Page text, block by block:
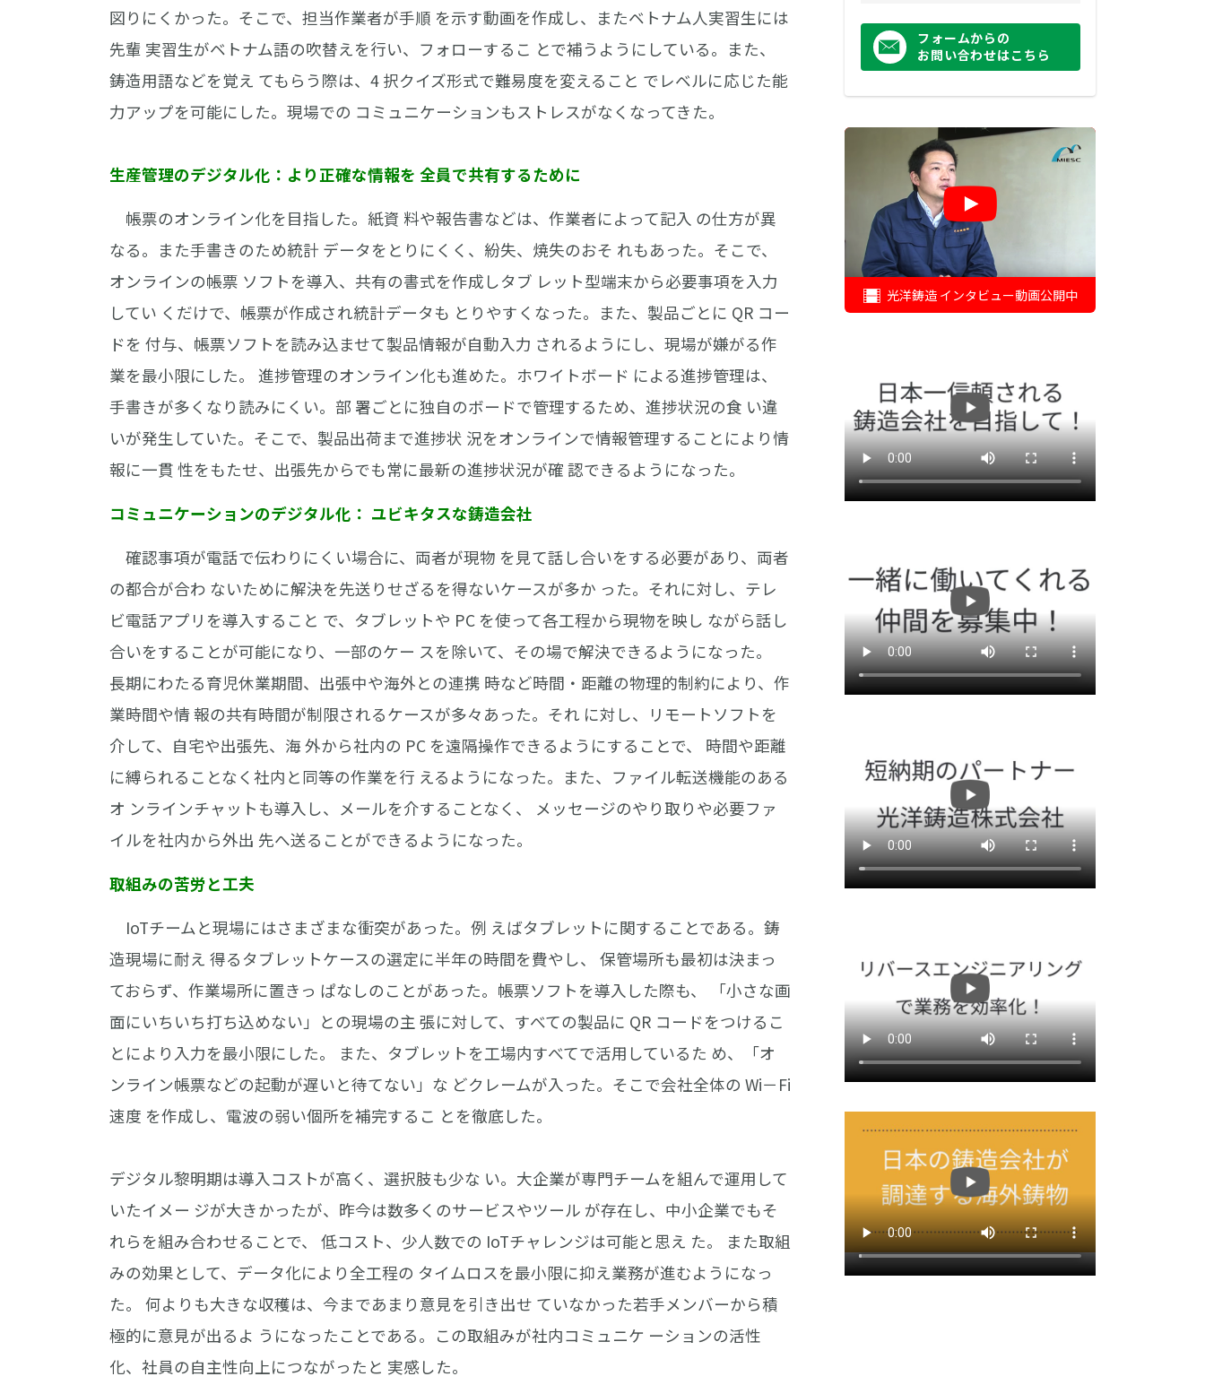
図りにくかった。そこで、担当作業者が手順 を示す動画を作成し、またベトナム人実習生には
先輩 実習生がベトナム語の吹替えを行い、フォローするこ とで補うようにしている。また、
鋳造用語などを覚え てもらう際は、4 択クイズ形式で難易度を変えること でレベルに応じた能
力アップを可能にした。現場での コミュニケーションもストレスがなくなってきた。
生産管理のデジタル化：より正確な情報を 全員で共有するために
帳票のオンライン化を目指した。紙資 料や報告書などは、作業者によって記入 の仕方が異
なる。また手書きのため統計 データをとりにくく、紛失、焼失のおそ れもあった。そこで、
オンラインの帳票 ソフトを導入、共有の書式を作成しタブ レット型端末から必要事項を入力
してい くだけで、帳票が作成され統計データも とりやすくなった。また、製品ごとに QR コー
ドを 付与、帳票ソフトを読み込ませて製品情報が自動入力 されるようにし、現場が嫌がる作
業を最小限にした。 進捗管理のオンライン化も進めた。ホワイトボード による進捗管理は、
手書きが多くなり読みにくい。部 署ごとに独自のボードで管理するため、進捗状況の食 い違
いが発生していた。そこで、製品出荷まで進捗状 況をオンラインで情報管理することにより情
報に一貫 性をもたせ、出張先からでも常に最新の進捗状況が確 認できるようになった。
コミュニケーションのデジタル化： ユビキタスな鋳造会社
確認事項が電話で伝わりにくい場合に、両者が現物 を見て話し合いをする必要があり、両者
の都合が合わ ないために解決を先送りせざるを得ないケースが多か った。それに対し、テレ
ビ電話アプリを導入すること で、タブレットや PC を使って各工程から現物を映し ながら話し
合いをすることが可能になり、一部のケー スを除いて、その場で解決できるようになった。
長期にわたる育児休業期間、出張中や海外との連携 時など時間・距離の物理的制約により、作
業時間や情 報の共有時間が制限されるケースが多々あった。それ に対し、リモートソフトを
介して、自宅や出張先、海 外から社内の PC を遠隔操作できるようにすることで、 時間や距離
に縛られることなく社内と同等の作業を行 えるようになった。また、ファイル転送機能のある
オ ンラインチャットも導入し、メールを介することなく、 メッセージのやり取りや必要ファ
イルを社内から外出 先へ送ることができるようになった。
取組みの苦労と工夫
IoTチームと現場にはさまざまな衝突があった。例 えばタブレットに関することである。鋳
造現場に耐え 得るタブレットケースの選定に半年の時間を費やし、 保管場所も最初は決まっ
ておらず、作業場所に置きっ ぱなしのことがあった。帳票ソフトを導入した際も、 「小さな画
面にいちいち打ち込めない」との現場の主 張に対して、すべての製品に QR コードをつけるこ
とにより入力を最小限にした。 また、タブレットを工場内すべてで活用しているた め、「オ
ンライン帳票などの起動が遅いと待てない」な どクレームが入った。そこで会社全体の Wi－Fi
速度 を作成し、電波の弱い個所を補完するこ とを徹底した。
デジタル黎明期は導入コストが高く、選択肢も少な い。大企業が専門チームを組んで運用して
いたイメー ジが大きかったが、昨今は数多くのサービスやツール が存在し、中小企業でもそ
れらを組み合わせることで、 低コスト、少人数での IoTチャレンジは可能と思え た。 また取組
みの効果として、データ化により全工程の タイムロスを最小限に抑え業務が進むようになっ
た。 何よりも大きな収穫は、今まであまり意見を引き出せ ていなかった若手メンバーから積
極的に意見が出るよ うになったことである。この取組みが社内コミュニケ ーションの活性
化、社員の自主性向上につながったと 実感した。
フォームからの
お問い合わせはこちら
光洋鋳造 インタビュー動画公開中